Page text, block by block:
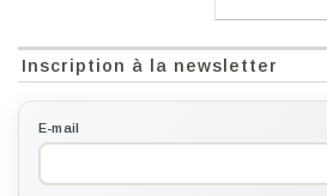
Inscription à la newsletter
E-mail